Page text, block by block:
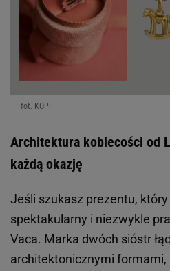
fot. KOPI
Architektura kobiecości od
każdą okazję
Jeśli szukasz prezentu,
spektakularny i niezwykle
Vaca. Marka dwóch sióstr
architektonicznymi formami,